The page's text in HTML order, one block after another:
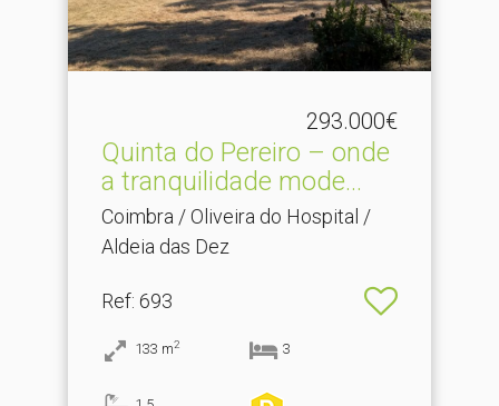
293.000€
Quinta do Pereiro – onde
a tranquilidade mode.​..
Coimbra / Oliveira do Hospital /
Aldeia das Dez
Ref: 693
133 m2 3